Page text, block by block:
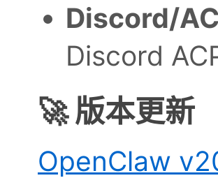
Discord/
Discord
🚀 版本更新
OpenClaw